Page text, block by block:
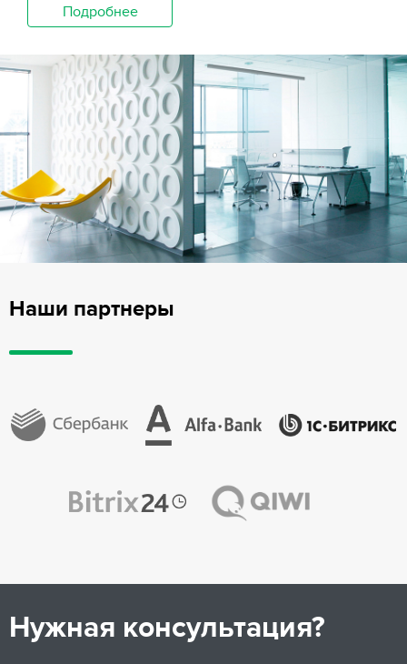
Подробнее
Наши партнеры
Нужная консультация?